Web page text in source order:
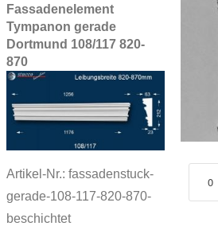
Fassadenelement
Tympanon gerade
Dortmund 108/117 820-
870
Artikel-Nr.: fassadenstuck-
gerade-108-117-820-870-
beschichtet